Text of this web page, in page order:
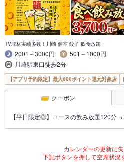
TV取材実績多数！川崎 個室 餃子 飲食放題
2001～3000円
501～1000円
川崎駅東口徒歩2分
【アプリ予約限定】最大800ポイント還元対象店
クーポン
【平日限定◎】コースの飲み放題120分
カレンダーの更新に失
下記ボタンを押して空席状況